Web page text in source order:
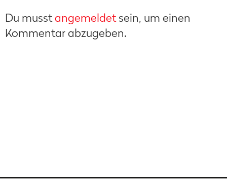
Du musstangemeldet sein, um einen
Kommentar abzugeben.